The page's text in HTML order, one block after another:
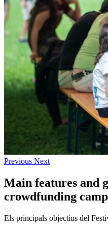
Previous Next
Main features and
crowdfunding
Els principals objectius del